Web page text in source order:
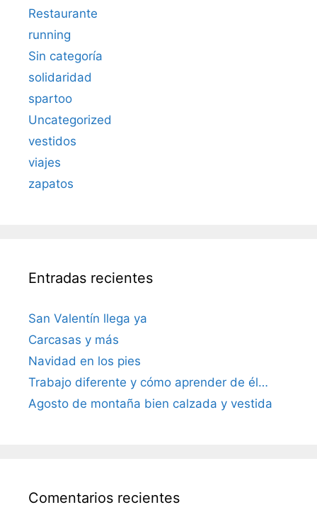
Restaurante
running
Sin categoría
solidaridad
spartoo
Uncategorized
vestidos
viajes
zapatos
Entradas recientes
San Valentín llega ya
Carcasas y más
Navidad en los pies
Trabajo diferente y cómo aprender de él…
Agosto de montaña bien calzada y vestida
Comentarios recientes